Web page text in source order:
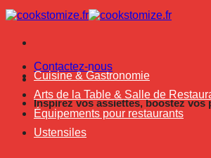
Passer
au
Contactez-nous
Inspirez vos assiettes, boostez vos
Cuisine & Gastronomie
Arts de la Table & Salle de
Équipements pour restaurants
Ustensiles